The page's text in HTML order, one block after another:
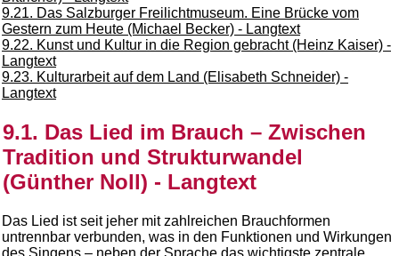
9.21. Das Salzburger Freilichtmuseum. Eine Brücke vom
Gestern zum Heute (Michael Becker) - Langtext
9.22. Kunst und Kultur in die Region gebracht (Heinz Kaiser) -
Langtext
9.23. Kulturarbeit auf dem Land (Elisabeth Schneider) -
Langtext
9.1. Das Lied im Brauch – Zwischen
Tradition und Strukturwandel
(Günther Noll) - Langtext
Das Lied ist seit jeher mit zahlreichen Brauchformen
untrennbar verbunden, was in den Funktionen und Wirkungen
des Singens – neben der Sprache das wichtigste zentrale